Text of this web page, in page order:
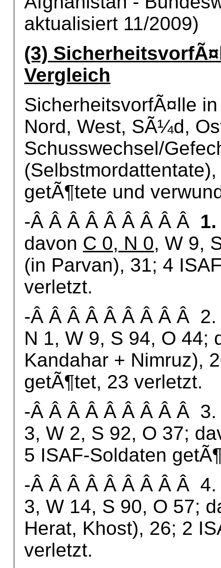
aktualisiert 11/2009)
(3)
Vergleich
SicherheitsvorfÃ¤lle
Nord, West, SÃ¼d,
Schusswechsel/
getÃ¶tete und
-Â Â Â Â Â Â Â Â Â
davon C 0, N 0, W 9,
(in Parvan), 31; 4
verletzt.
-Â Â Â Â Â Â Â Â Â
N 1, W 9, S 94, O 44;
Kandahar + Nimruz),
getÃ¶tet, 23 verletzt.
-Â Â Â Â Â Â Â Â Â
3, W 2, S 92, O 37;
5 ISAF-Soldaten
-Â Â Â Â Â Â Â Â Â
3, W 14, S 90, O 57;
Herat, Khost), 26; 2
verletzt.